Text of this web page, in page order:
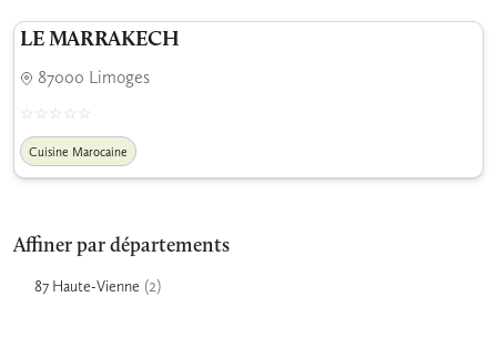
Affiner par départements
87 Haute-Vienne (2)
LE MARRAKECH
87000 Limoges
Cuisine Marocaine